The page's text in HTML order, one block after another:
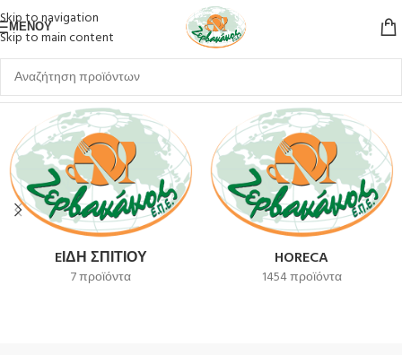
Skip to navigation
Skip to main content
ΜΕΝΟΎ
Αρχική σελίδα Προϊόν SKU CO00695000
EΊΔΗ ΣΠΙΤΙΟΎ
7 προϊόντα
HORECA
1454 προϊόντα